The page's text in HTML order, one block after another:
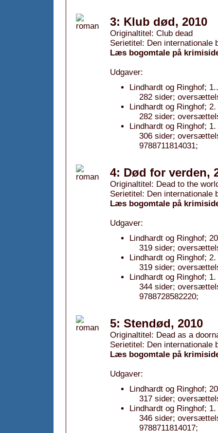
3: Klub død, 2010
Originaltitel: Club dead
Serietitel: Den internationale
Læs bogomtale på
Udgaver:
Lindhardt og Ringhof;
282 sider;
Lindhardt og Ringhof;
282 sider;
Lindhardt og Ringhof;
306 sider;
9788711814031;
4: Død for verden,
Originaltitel: Dead to the
Serietitel: Den internationale
Læs bogomtale på
Udgaver:
Lindhardt og Ringhof;
319 sider;
Lindhardt og Ringhof;
319 sider;
Lindhardt og Ringhof;
344 sider;
9788728582220;
5: Stendød, 2010
Originaltitel: Dead as a
Serietitel: Den internationale
Læs bogomtale på
Udgaver:
Lindhardt og Ringhof;
317 sider;
Lindhardt og Ringhof;
346 sider;
9788711814017;